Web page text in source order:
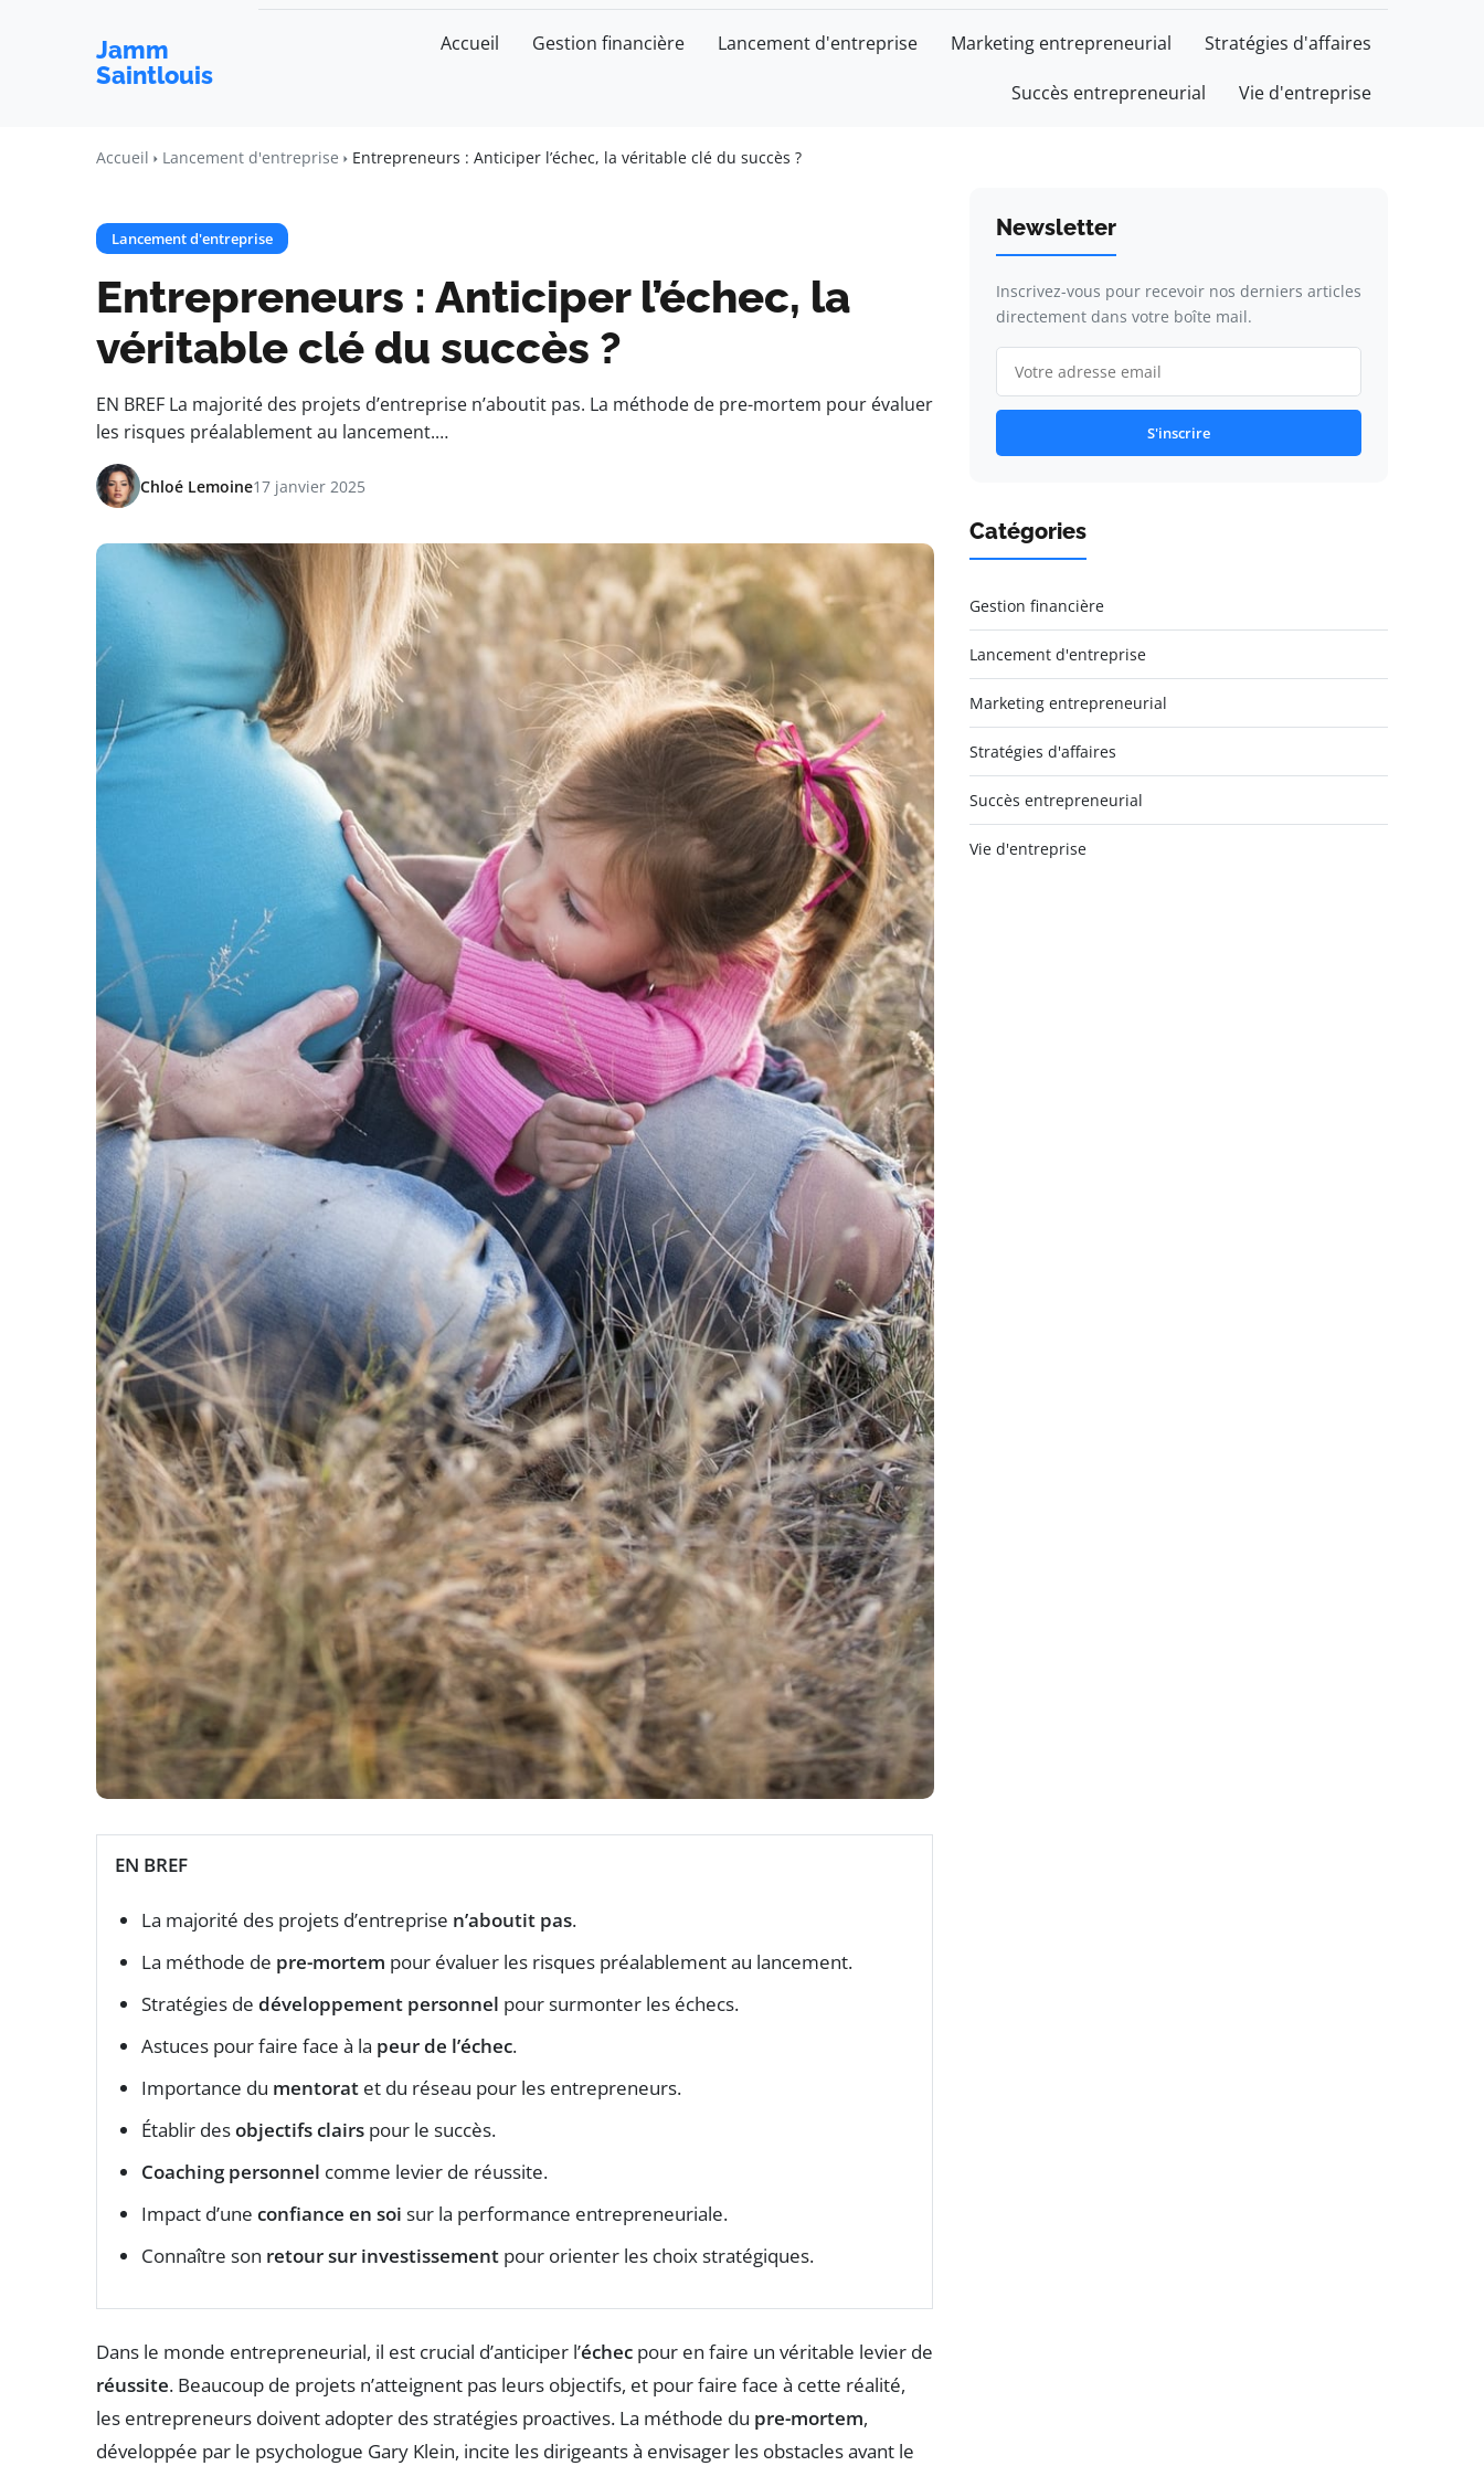
Jamm
Saintlouis
Accueil Gestion financière Lancement d'entreprise Marketing entrepreneurial Stratégies d'affaires
Succès entrepreneurial Vie d'entreprise
Accueil Lancement d'entreprise Entrepreneurs : Anticiper l’échec, la véritable clé du succès ?
Lancement d'entreprise
Entrepreneurs : Anticiper l’échec, la
véritable clé du succès ?
EN BREF La majorité des projets d’entreprise n’aboutit pas. La méthode de pre-mortem pour évaluer
les risques préalablement au lancement.…
Chloé Lemoine17 janvier 2025
EN BREF
La majorité des projets d’entreprise n’aboutit pas.
La méthode de pre-mortem pour évaluer les risques préalablement au lancement.
Stratégies de développement personnel pour surmonter les échecs.
Astuces pour faire face à la peur de l’échec.
Importance du mentorat et du réseau pour les entrepreneurs.
Établir desobjectifs clairs pour le succès.
Coaching personnel comme levier de réussite.
Impact d’une confiance en soi sur la performance entrepreneuriale.
Connaître son retour sur investissement pour orienter les choix stratégiques.
Dans le monde entrepreneurial, il est crucial d’anticiper l’échec pour en faire un véritable levier de
réussite. Beaucoup de projets n’atteignent pas leurs objectifs, et pour faire face à cette réalité,
les entrepreneurs doivent adopter des stratégies proactives. La méthode du pre-mortem,
développée par le psychologue Gary Klein, incite les dirigeants à envisager les obstacles avant le
Newsletter
Inscrivez-vous pour recevoir nos derniers articles
directement dans votre boîte mail.
S'inscrire
Catégories
Gestion financière
Lancement d'entreprise
Marketing entrepreneurial
Stratégies d'affaires
Succès entrepreneurial
Vie d'entreprise